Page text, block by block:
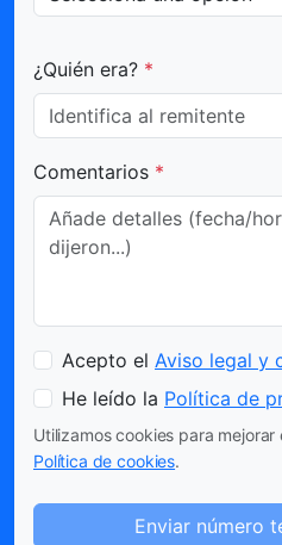
¿Quién era? *
Comentarios *
Acepto el Aviso legal y
He leído la Política de
Utilizamos cookies para mejorar
Política de cookies.
Enviar número